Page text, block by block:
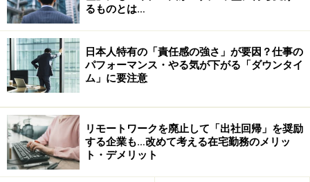
あります。一般のサラリーマンと同じで、リスクをとっ
て独立すればリターンがある場合もあります。
※農業法人とは＞＞
るものとは…
日本人特有の「責任感の強さ」が要因？仕事の
パフォーマンス・やる気が下がる「ダウンタイ
ム」に要注意
リモートワークを廃止して「出社回帰」を奨励
する企業も…改めて考える在宅勤務のメリッ
ト・デメリット